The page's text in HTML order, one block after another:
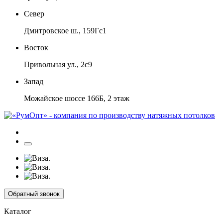
Север
Дмитровское ш., 159Гс1
Восток
Привольная ул., 2с9
Запад
Можайское шоссе 166Б, 2 этаж
Обратный звонок
Каталог